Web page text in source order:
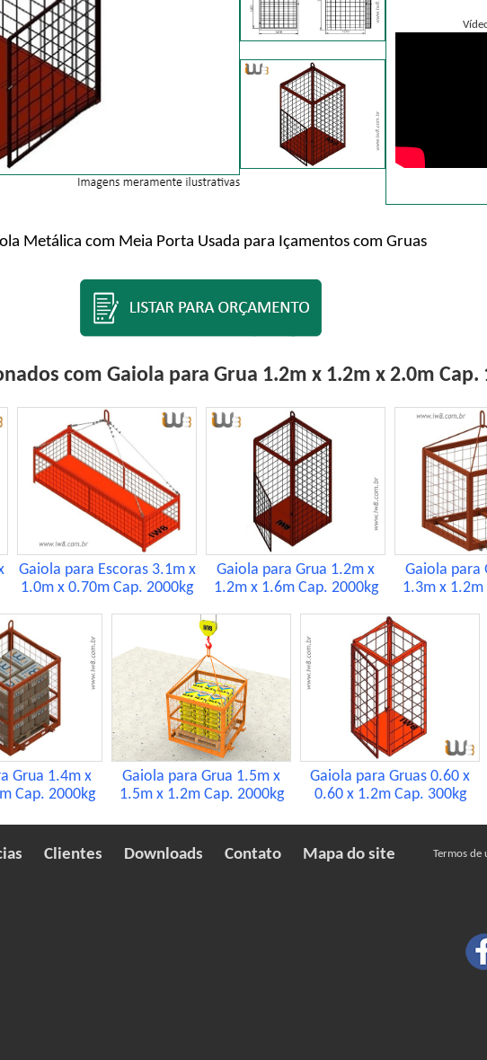
Metálica com Meia Porta Usada para Içamentos com Gruas
com Gaiola para Grua 1.2m x 1.2m x 2.0m Cap.
Gaiola para Escoras 3.1m x
1.0m x 0.70m Cap. 2000kg
Gaiola para Grua 1.2m x
1.2m x 1.6m Cap. 2000kg
Gaiola para
1.3m x 1.2m
Grua 1.4m x
Cap. 2000kg
Gaiola para Grua 1.5m x
1.5m x 1.2m Cap. 2000kg
Gaiola para Gruas 0.60 x
0.60 x 1.2m Cap. 300kg
Clientes Downloads Contato Mapa do site Termos de